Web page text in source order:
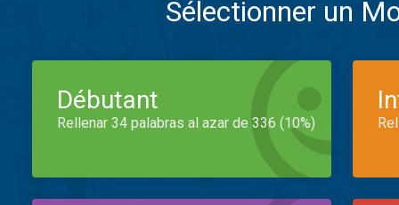
Sélectionner un
Débutant
Rellenar 34 palabras al azar de 336 (10%)